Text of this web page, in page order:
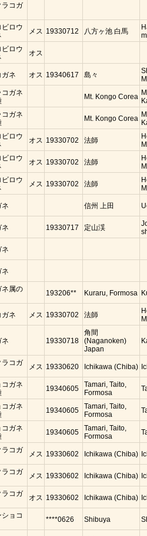
ラコガ
ロウ
メス 19330712 八方ヶ池 白馬
ロウ
オス
ガネ オス 19340617 島々
ガネ
Mt. Kongo Corea
ガネ
Mt. Kongo Corea
ロウ
オス 19330702 法師
ロウ
オス 19330702 法師
ロウ
メス 19330702 法師
ネ 信州 上田
ネ 19330717 定山渓
ネ
ネ
ネ属の
193206** Kuraru, Formosa
ガネ メス 19330702 法師
ネ 19330718
角間
(Naganoken)
Japan
ラコガ
メス 19330620 Ichikawa (Chiba)
コガネ
19340605
Tamari, Taito,
Formosa
コガネ
19340605
Tamari, Taito,
Formosa
コガネ
19340605
Tamari, Taito,
Formosa
ラコガ
メス 19330602 Ichikawa (Chiba)
ラコガ
メス 19330602 Ichikawa (Chiba)
ラコガ
オス 19330602 Ichikawa (Chiba)
ショコ
****0626 Shibuya